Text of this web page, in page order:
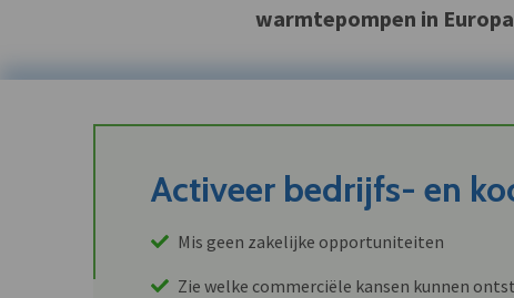
warmtepompen in
Activeer bedrijfs- en
Mis geen zakelijke opportuniteiten
Zie welke commerciële kansen kunnen